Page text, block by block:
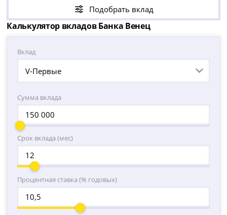
Подобрать вклад
Калькулятор вкладов Банка Венец
Вклад
V-Первые
Сумма вклада
Срок вклада (мес)
Процентная ставка (% годовых)